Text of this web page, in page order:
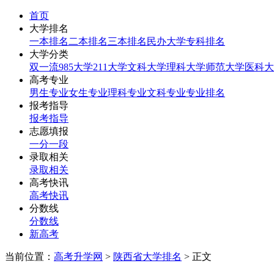
首页
大学排名
一本排名 二本排名三本排名 民办大学专科排名
大学分类
双一流985大学211大学文科大学理科大学师范大学医科
高考专业
男生专业女生专业理科专业文科专业专业排名
报考指导
报考指导
志愿填报
一分一段
录取相关
录取相关
高考快讯
高考快讯
分数线
分数线
新高考
当前位置： 高考升学网 > 陕西省大学排名 > 正文